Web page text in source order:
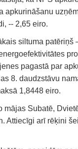
apkurināšanu
-- 2,65 eiro.
siltuma
pagastā par
8. daudzstāvu
1,8448 eiro.
mājas Subatē,
Attiecīgi arī rēķini